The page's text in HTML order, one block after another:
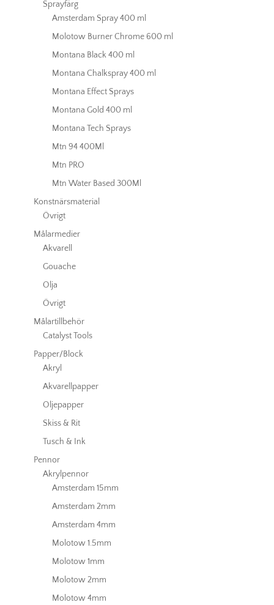
Sprayfärg
Amsterdam Spray 400 ml
Molotow Burner Chrome 600 ml
Montana Black 400 ml
Montana Chalkspray 400 ml
Montana Effect Sprays
Montana Gold 400 ml
Montana Tech Sprays
Mtn 94 400Ml
Mtn PRO
Mtn Water Based 300Ml
Konstnärsmaterial
Övrigt
Målarmedier
Akvarell
Gouache
Olja
Övrigt
Målartillbehör
Catalyst Tools
Papper/Block
Akryl
Akvarellpapper
Oljepapper
Skiss & Rit
Tusch & Ink
Pennor
Akrylpennor
Amsterdam 15mm
Amsterdam 2mm
Amsterdam 4mm
Molotow 1.5mm
Molotow 1mm
Molotow 2mm
Molotow 4mm